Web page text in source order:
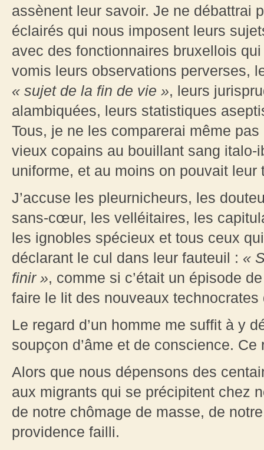
assènent leur savoir. Je ne débattrai
éclairés qui nous imposent leurs
avec des fonctionnaires bruxellois
vomis leurs observations perverses,
« sujet de la fin de vie », leurs
alambiquées, leurs statistiques
Tous, je ne les comparerai même
vieux copains au bouillant sang
uniforme, et au moins on pouvait leur
J’accuse les pleurnicheurs, les
sans-cœur, les velléitaires, les
les ignobles spécieux et tous ceux
déclarant le cul dans leur fauteuil : «
finir », comme si c’était un épisode
faire le lit des nouveaux technocrates
Le regard d’un homme me suffit à y
soupçon d’âme et de conscience.
Alors que nous dépensons des
aux migrants qui se précipitent chez
de notre chômage de masse, de
providence failli.